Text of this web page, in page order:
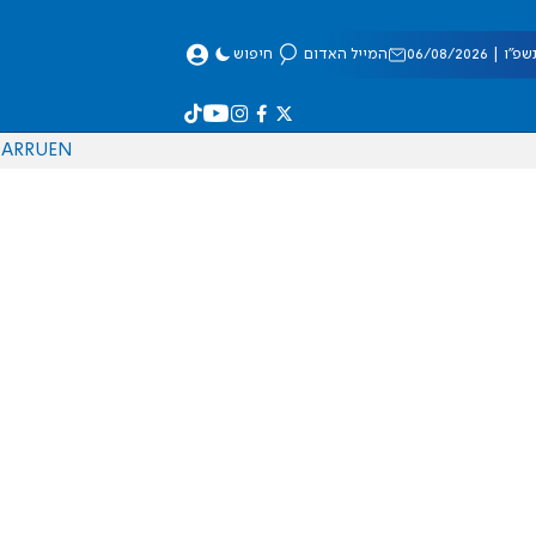
08/2026 המייל האדום חיפוש
EN
RU
AR